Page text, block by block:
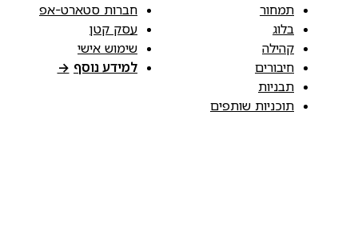
תמחור
בלוג
קהילה
חיבורים
תבניות
תוכניות שותפים
חברות סטארט-אפ
עסק קטן
שימוש אישי
למידע נוסף →